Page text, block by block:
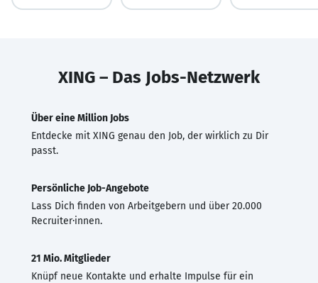
XING – Das Jobs-Netzwerk
Über eine Million Jobs
Entdecke mit XING genau den Job, der wirklich zu Dir
passt.
Persönliche Job-Angebote
Lass Dich finden von Arbeitgebern und über 20.000
Recruiter·innen.
21 Mio. Mitglieder
Knüpf neue Kontakte und erhalte Impulse für ein